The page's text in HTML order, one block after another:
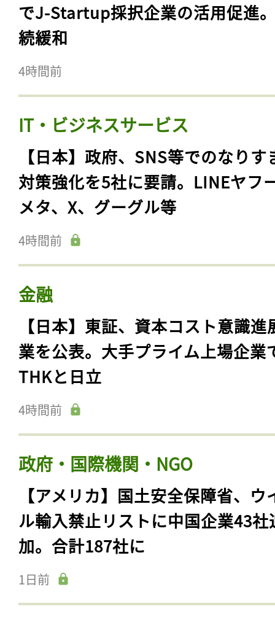
でJ-Startup採択企業の活用促進
続緩和
4時間前
IT・ビジネスサービス
【日本】政府、SNS等でのなりす
対策強化を5社に要請。LINEヤフ
メタ、X、グーグル等
4時間前
金融
【日本】東証、資本コスト意識進
業を公表。大手プライム上場企業
THKと日立
4時間前
政府・国際機関・NGO
【アメリカ】国土安全保障省、ウ
ル輸入禁止リストに中国企業43社
加。合計187社に
1日前